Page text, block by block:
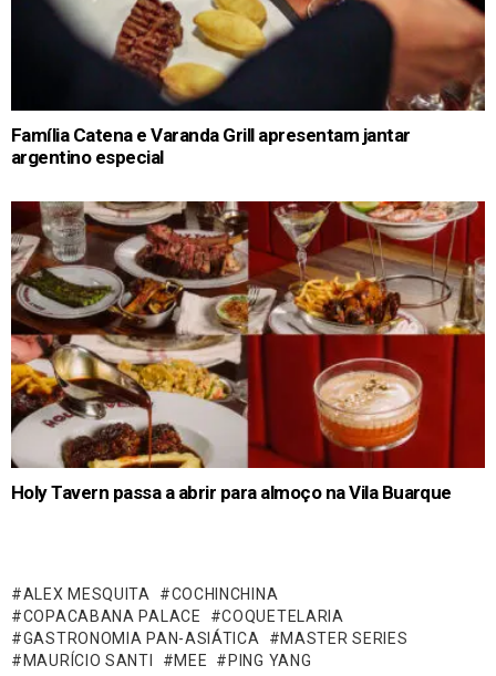
Família Catena e Varanda Grill apresentam jantar
argentino especial
Holy Tavern passa a abrir para almoço na Vila Buarque
ALEX MESQUITA
COCHINCHINA
COPACABANA PALACE
COQUETELARIA
GASTRONOMIA PAN-ASIÁTICA
MASTER SERIES
MAURÍCIO SANTI
MEE PING YANG